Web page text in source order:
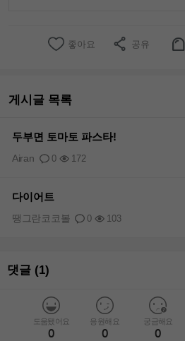
좋아요 공유
게시글 목록
두부면 토마토 파스타!
0 172
Airan
다이어트
0 103
땡그란코코볼
댓글 (1)
도움됐어요
0
응원해요
0
궁금해요
0